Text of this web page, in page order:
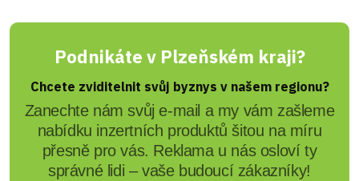
Podnikáte v Plzeňském kraji?
Chcete zviditelnit svůj byznys v našem regionu?
Zanechte nám svůj e-mail a my vám zašleme
nabídku inzertních produktů šitou na míru
přesně pro vás. Reklama u nás osloví ty
správné lidi – vaše budoucí zákazníky!